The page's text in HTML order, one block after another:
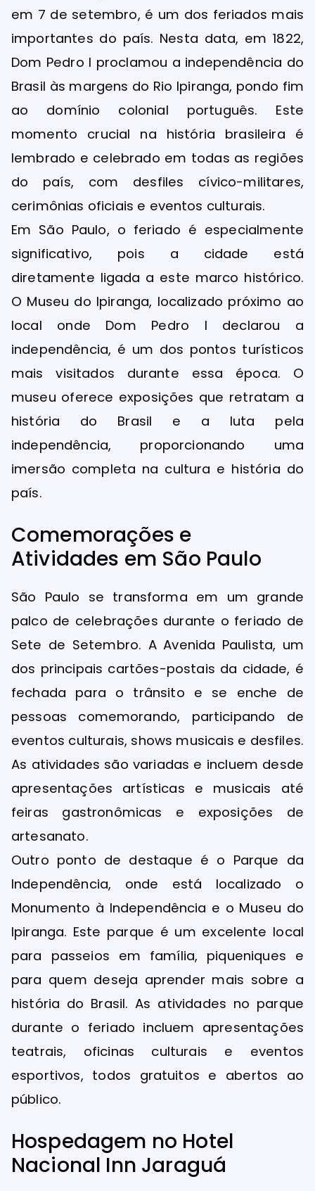
em 7 de setembro, é um dos feriados mais
importantes do país. Nesta data, em 1822,
Dom Pedro I proclamou a independência do
Brasil às margens do Rio Ipiranga, pondo fim
ao domínio colonial português. Este
momento crucial na história brasileira é
lembrado e celebrado em todas as regiões
do país, com desfiles cívico-militares,
cerimônias oficiais e eventos culturais.
Em São Paulo, o feriado é especialmente
significativo, pois a cidade está
diretamente ligada a este marco histórico.
O Museu do Ipiranga, localizado próximo ao
local onde Dom Pedro I declarou a
independência, é um dos pontos turísticos
mais visitados durante essa época. O
museu oferece exposições que retratam a
história do Brasil e a luta pela
independência, proporcionando uma
imersão completa na cultura e história do
país.
Comemorações e
Atividades em São Paulo
São Paulo se transforma em um grande
palco de celebrações durante o feriado de
Sete de Setembro. A Avenida Paulista, um
dos principais cartões-postais da cidade, é
fechada para o trânsito e se enche de
pessoas comemorando, participando de
eventos culturais, shows musicais e desfiles.
As atividades são variadas e incluem desde
apresentações artísticas e musicais até
feiras gastronômicas e exposições de
artesanato.
Outro ponto de destaque é o Parque da
Independência, onde está localizado o
Monumento à Independência e o Museu do
Ipiranga. Este parque é um excelente local
para passeios em família, piqueniques e
para quem deseja aprender mais sobre a
história do Brasil. As atividades no parque
durante o feriado incluem apresentações
teatrais, oficinas culturais e eventos
esportivos, todos gratuitos e abertos ao
público.
Hospedagem no Hotel
Nacional Inn Jaraguá